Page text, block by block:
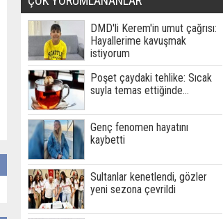
DMD'li Kerem'in umut çağrısı:
Hayallerime kavuşmak
istiyorum
Poşet çaydaki tehlike: Sıcak
suyla temas ettiğinde...
Genç fenomen hayatını
kaybetti
Sultanlar kenetlendi, gözler
yeni sezona çevrildi